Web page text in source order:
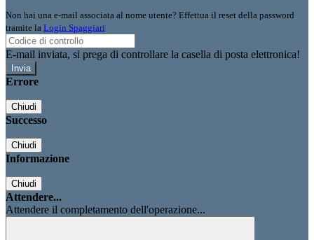
Non hai una e-mail associata al nome utente? Effettua il reset della password
tramite la Login Spaggiari
E-mail inviata, si prega di controllare la casella di posta elettronica!
Errore
Chiudi
Successo
Chiudi
Informazione
Chiudi
Attendere...
Attendere il completamento dell'operazione...